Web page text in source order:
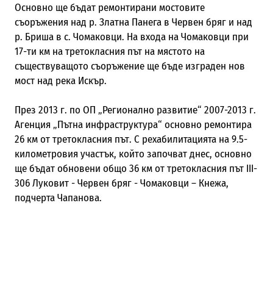
Основно ще бъдат ремонтирани мостовите
съоръжения над р. Златна Панега в Червен бряг и над
р. Бриша в с. Чомаковци. На входа на Чомаковци при
17-ти км на третокласния път на мястото на
съществуващото съоръжение ще бъде изграден нов
мост над река Искър.
През 2013 г. по ОП „Регионално развитие“ 2007-2013 г.
Агенция „Пътна инфраструктура“ основно ремонтира
26 км от третокласния път. С рехабилитацията на 9.5-
километровия участък, който започват днес, основно
ще бъдат обновени общо 36 км от третокласния път III-
306 Луковит - Червен бряг - Чомаковци – Кнежа,
подчерта Чапанова.